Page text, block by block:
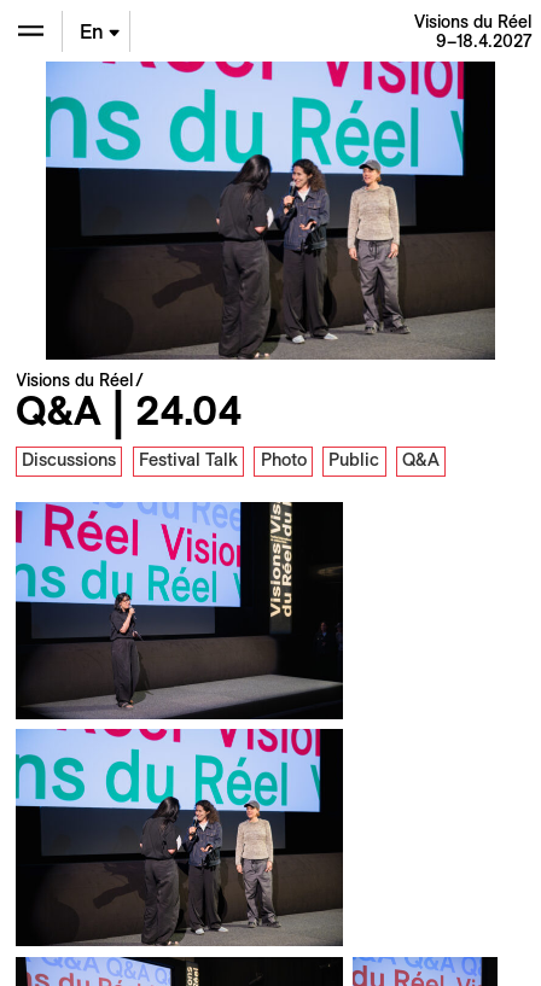
En
Fr
Visions du Réel
9–18.4.2027
Visions du Réel
Q&A | 24.04
Discussions Festival Talk Photo Public Q&A